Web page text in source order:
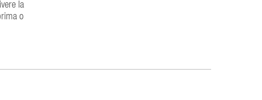
la
o